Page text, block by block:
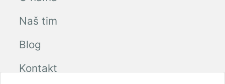
Naš tim
Blog
Kontakt